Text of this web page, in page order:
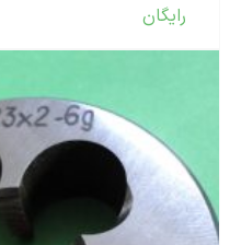
رایگان